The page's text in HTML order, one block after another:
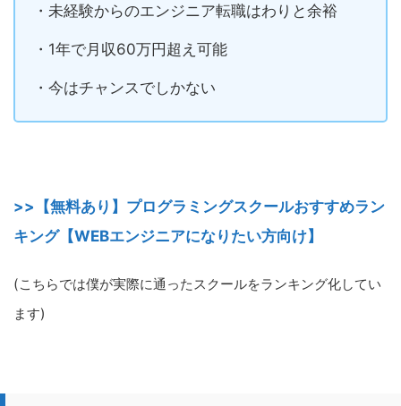
・未経験からのエンジニア転職はわりと余裕
・1年で月収60万円超え可能
・今はチャンスでしかない
>>【無料あり】プログラミングスクールおすすめラン
キング【WEBエンジニアになりたい方向け】
(こちらでは僕が実際に通ったスクールをランキング化してい
ます)